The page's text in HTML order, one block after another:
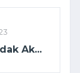
Ak...